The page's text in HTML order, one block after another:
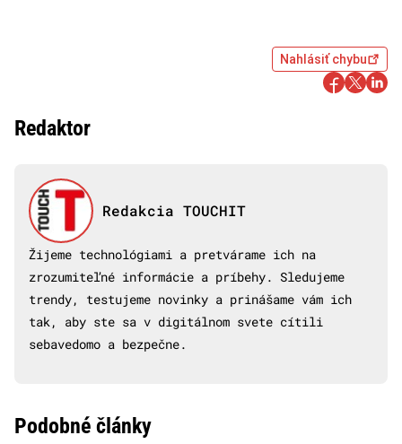
Nahlásiť chybu
Redaktor
Redakcia TOUCHIT
Žijeme technológiami a pretvárame ich na
zrozumiteľné informácie a príbehy. Sledujeme
trendy, testujeme novinky a prinášame vám ich
tak, aby ste sa v digitálnom svete cítili
sebavedomo a bezpečne.
Podobné články